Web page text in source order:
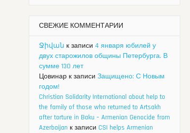
СВЕЖИЕ КОММЕНТАРИИ
Ջիվան к записи 4 января юбилей у
двух старожилов общины Петербурга. В
сумме 130 лет
Цовинар к записи Защищено: С Новым
годом!
Christian Solidarity International about help to
the family of those who returned to Artsakh
after torture in Baku – Armenian Genocide from
Azerbaijan к записи CSI helps Armenian